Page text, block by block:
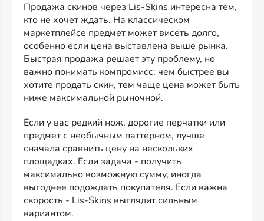
Продажа скинов через Lis-Skins интересна тем,
кто не хочет ждать. На классическом
маркетплейсе предмет может висеть долго,
особенно если цена выставлена выше рынка.
Быстрая продажа решает эту проблему, но
важно понимать компромисс: чем быстрее вы
хотите продать скин, тем чаще цена может быть
ниже максимальной рыночной.
Если у вас редкий нож, дорогие перчатки или
предмет с необычным паттерном, лучше
сначала сравнить цену на нескольких
площадках. Если задача - получить
максимально возможную сумму, иногда
выгоднее подождать покупателя. Если важна
скорость - Lis-Skins выглядит сильным
вариантом.